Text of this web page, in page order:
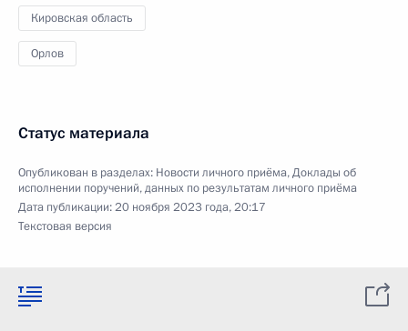
Кировская область
Орлов
Статус материала
Опубликован в разделах: Новости личного приёма,Доклады об
исполнении поручений, данных по результатам личного приёма
Дата публикации:20 ноября 2023 года, 20:17
Текстовая версия